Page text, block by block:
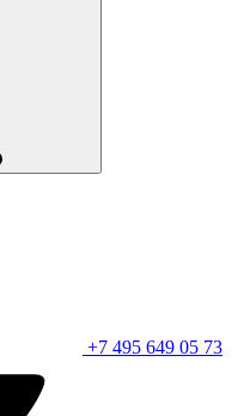
+7 495 649 05 73